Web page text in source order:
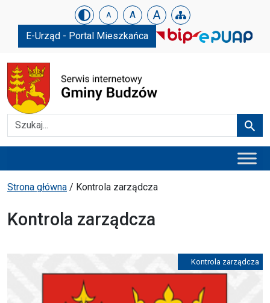
Urząd Gminy w Budzowie
Skip menu A A A
E-Urząd - Portal Mieszkańca
Szukaj
Ścieżka powrotu
Strona główna / Kontrola zarządcza
Kontrola zarządcza
Kontrola zarządcza